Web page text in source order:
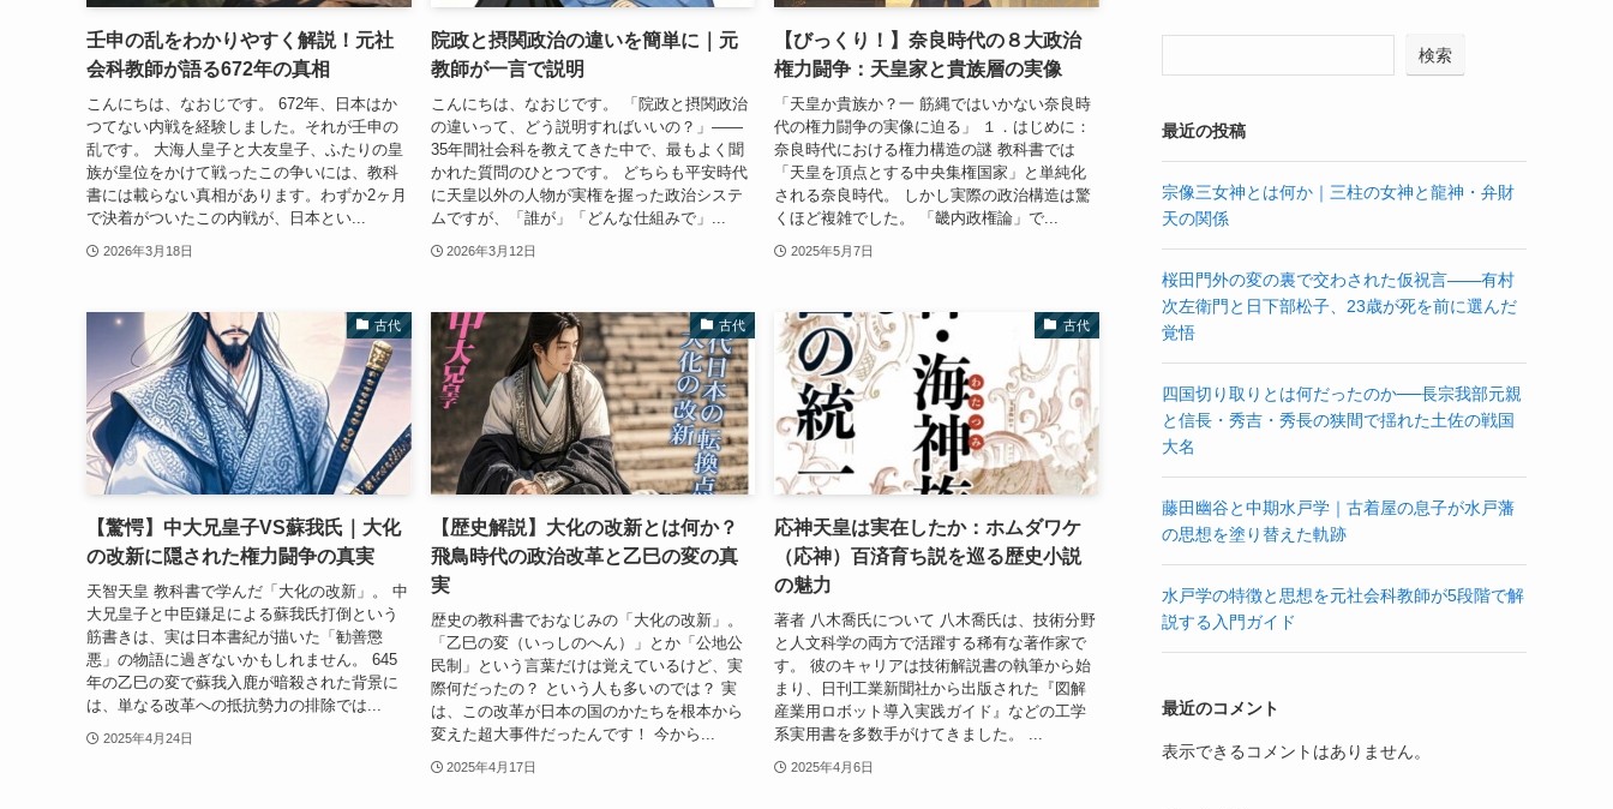
壬申の乱をわかりやすく解説！元社
会科教師が語る672年の真相
こんにちは、なおじです。 672年、日本はか
つてない内戦を経験しました。それが壬申の
乱です。 大海人皇子と大友皇子、ふたりの皇
族が皇位をかけて戦ったこの争いには、教科
書には載らない真相があります。わずか2ヶ月
で決着がついたこの内戦が、日本とい...
2026年3月18日
院政と摂関政治の違いを簡単に｜元
教師が一言で説明
こんにちは、なおじです。 「院政と摂関政治
の違いって、どう説明すればいいの？」——
35年間社会科を教えてきた中で、最もよく聞
かれた質問のひとつです。 どちらも平安時代
に天皇以外の人物が実権を握った政治システ
ムですが、「誰が」「どんな仕組みで」...
2026年3月12日
【びっくり！】奈良時代の８大政治
権力闘争：天皇家と貴族層の実像
「天皇か貴族か？一 筋縄ではいかない奈良時
代の権力闘争の実像に迫る」 １．はじめに：
奈良時代における権力構造の謎 教科書では
「天皇を頂点とする中央集権国家」と単純化
される奈良時代。 しかし実際の政治構造は驚
くほど複雑でした。 「畿内政権論」で...
2025年5月7日
古代
【驚愕】中大兄皇子VS蘇我氏｜大化
の改新に隠された権力闘争の真実
天智天皇 教科書で学んだ「大化の改新」。 中
大兄皇子と中臣鎌足による蘇我氏打倒という
筋書きは、実は日本書紀が描いた「勧善懲
悪」の物語に過ぎないかもしれません。 645
年の乙巳の変で蘇我入鹿が暗殺された背景に
は、単なる改革への抵抗勢力の排除では...
2025年4月24日
古代
【歴史解説】大化の改新とは何か？
飛鳥時代の政治改革と乙巳の変の真
実
歴史の教科書でおなじみの「大化の改新」。
「乙巳の変（いっしのへん）」とか「公地公
民制」という言葉だけは覚えているけど、実
際何だったの？ という人も多いのでは？ 実
は、この改革が日本の国のかたちを根本から
変えた超大事件だったんです！ 今から...
2025年4月17日
古代
応神天皇は実在したか：ホムダワケ
（応神）百済育ち説を巡る歴史小説
の魅力
著者 八木喬氏について 八木喬氏は、技術分野
と人文科学の両方で活躍する稀有な著作家で
す。 彼のキャリアは技術解説書の執筆から始
まり、日刊工業新聞社から出版された『図解
産業用ロボット導入実践ガイド』などの工学
系実用書を多数手がけてきました。 ...
2025年4月6日
検索
最近の投稿
宗像三女神とは何か｜三柱の女神と龍神・弁財
天の関係
桜田門外の変の裏で交わされた仮祝言——有村
次左衛門と日下部松子、23歳が死を前に選んだ
覚悟
四国切り取りとは何だったのか──長宗我部元親
と信長・秀吉・秀長の狭間で揺れた土佐の戦国
大名
藤田幽谷と中期水戸学｜古着屋の息子が水戸藩
の思想を塗り替えた軌跡
水戸学の特徴と思想を元社会科教師が5段階で解
説する入門ガイド
最近のコメント
表示できるコメントはありません。